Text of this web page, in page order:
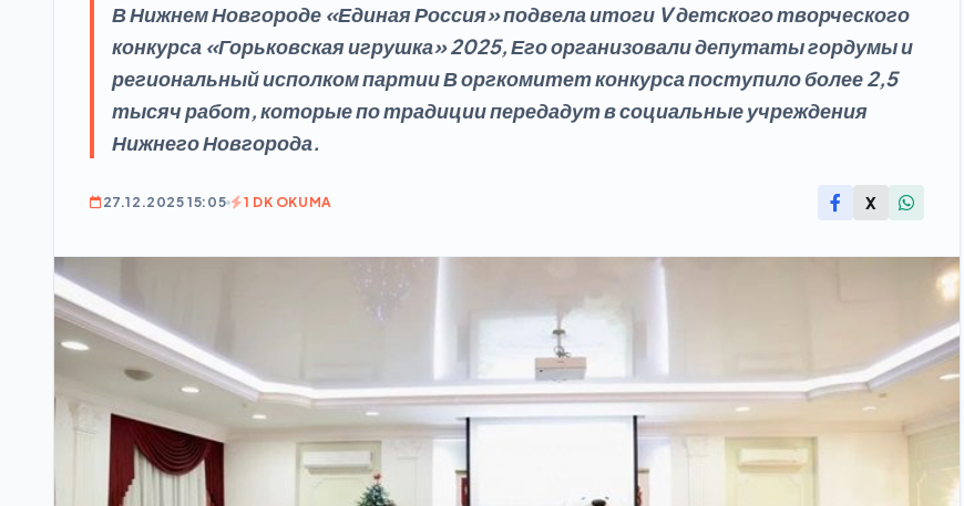
В Нижнем Новгороде «Единая Россия» подвела итоги V детского творческого
конкурса «Горьковская игрушка» 2025, Его организовали депутаты гордумы и
региональный исполком партии В оргкомитет конкурса поступило более 2,5
тысяч работ, которые по традиции передадут в социальные учреждения
Нижнего Новгорода.
27.12.2025 15:05 1 DK OKUMA X